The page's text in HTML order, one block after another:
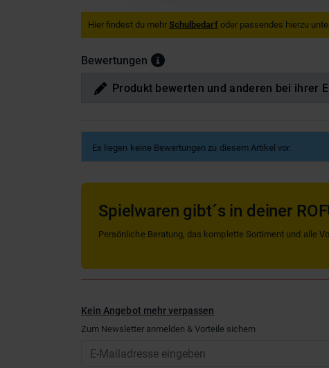
Hier findest du mehr Schulbedarfoder passendes hierzu
Bewertungen
Produkt bewerten und anderen bei ihrer
Es liegen keine Bewertungen zu diesem Artikel vor.
Spielwaren gibt´s in deiner
Persönliche Beratung, das komplette Sortiment und alle
Kein Angebot mehr verpassen
Zum Newsletter anmelden & Vorteile sichern